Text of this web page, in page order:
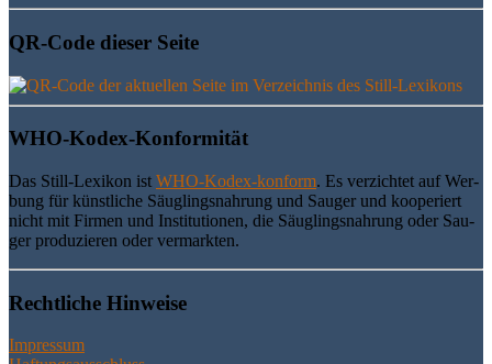
QR-Code die­ser Seite
WHO-Kodex-Kon­for­mi­tät
Das Still-Lexi­kon ist WHO-Kodex-kon­form. Es ver­zich­tet auf Wer­
bung für künst­li­che Säug­lings­nah­rung und Sau­ger und koope­riert
nicht mit Fir­men und Insti­tu­tio­nen, die Säug­lings­nah­rung oder Sau­
ger pro­du­zie­ren oder vermarkten.
Recht­li­che Hinweise
Impressum